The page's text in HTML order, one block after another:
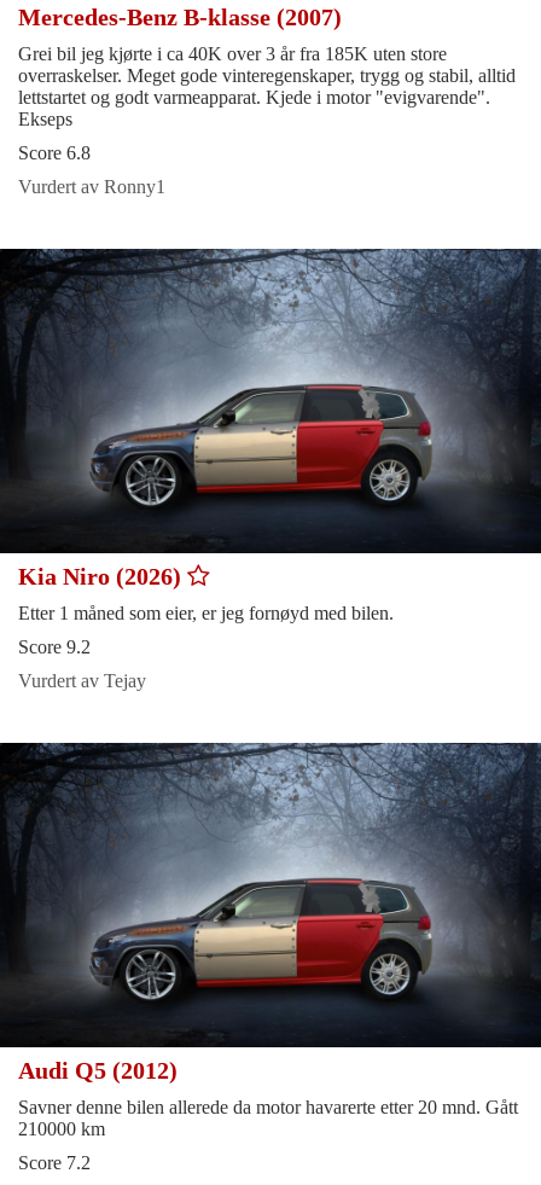
Mercedes-Benz B-klasse (2007)
Grei bil jeg kjørte i ca 40K over 3 år fra 185K uten store
overraskelser. Meget gode vinteregenskaper, trygg og stabil, alltid
lettstartet og godt varmeapparat. Kjede i motor "evigvarende".
Ekseps
Score 6.8
Vurdert av Ronny1
Kia Niro (2026)
Etter 1 måned som eier, er jeg fornøyd med bilen.
Score 9.2
Vurdert av Tejay
Audi Q5 (2012)
Savner denne bilen allerede da motor havarerte etter 20 mnd. Gått
210000 km
Score 7.2